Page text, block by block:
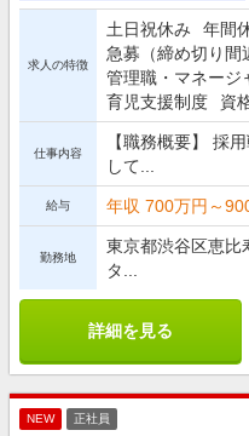
求人の特徴
土日祝休み 年間
急募（締め切り間
管理職・マネージ
育児支援制度
資
仕事内容
【職務概要】 採
して...
給与 年収 700万円～
勤務地
東京都渋谷区恵比
タ...
詳細を見る
NEW 正社員